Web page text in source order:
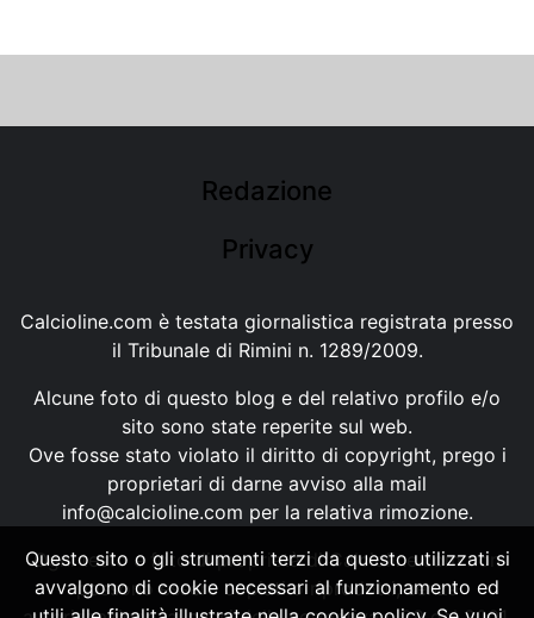
Redazione
Privacy
Calcioline.com è testata giornalistica registrata presso
il Tribunale di Rimini n. 1289/2009.
Alcune foto di questo blog e del relativo profilo e/o
sito sono state reperite sul web.
Ove fosse stato violato il diritto di copyright, prego i
proprietari di darne avviso alla mail
info@calcioline.com per la relativa rimozione.
Ogni testo e foto di proprietà di Calcioline.com non
possono essere copiati o riprodotti, senza
Questo sito o gli strumenti terzi da questo utilizzati si
avvalgono di cookie necessari al funzionamento ed